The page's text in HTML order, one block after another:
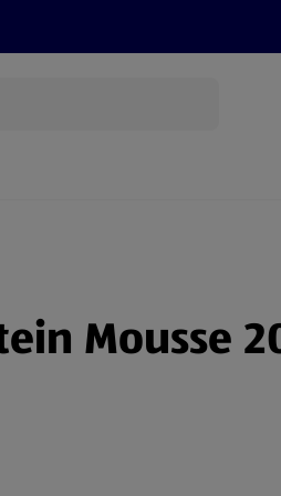
Mousse